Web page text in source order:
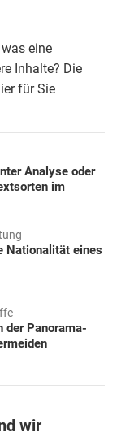
eine
Inhalte? Die
für Sie
Analyse oder
im
Nationalität eines
der Panorama-
wir